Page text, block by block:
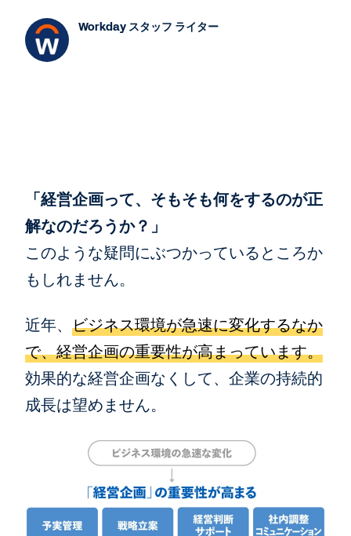
Workday スタッフ ライター
「経営企画って、そもそも何をするのが正
解なのだろうか？」
このような疑問にぶつかっているところか
もしれません。
近年、 ビジネス環境が急速に変化するなか
で、経営企画の重要性が高まっています。
効果的な経営企画なくして、企業の持続的
成長は望めません。